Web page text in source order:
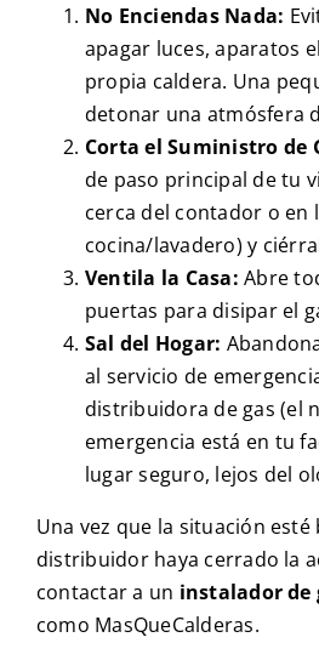
No Enciendas Nada:
apagar luces, aparatos
propia caldera. Una
detonar una atmósfera
Corta el Suministro de
de paso principal de tu
cerca del contador o en
cocina/lavadero) y
Ventila la Casa: Abre
puertas para disipar el
Sal del Hogar:
al servicio de
distribuidora de gas (el
emergencia está en tu
lugar seguro, lejos del
Una vez que la situación
distribuidor haya cerrado la
contactar a un instalador de
como MasQueCalderas.